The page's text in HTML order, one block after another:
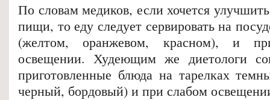
По словам медиков, если хочется
пищи, то еду следует сервировать на
(желтом, оранжевом, красном), и
освещении. Худеющим же диетологи
приготовленные блюда на тарелках
черный, бордовый) и при слабом